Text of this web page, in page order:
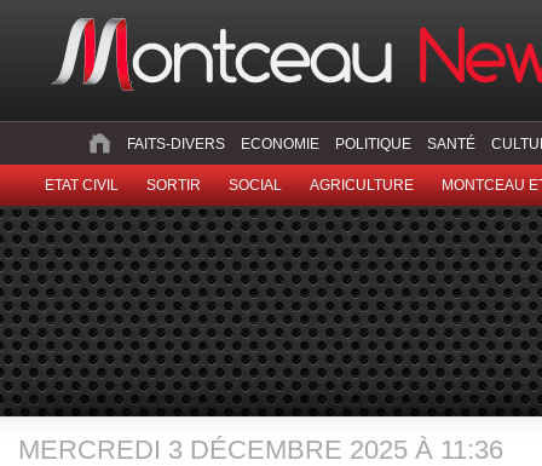
FAITS-DIVERS ECONOMIE POLITIQUE SANTÉ
ETAT CIVIL SORTIR SOCIAL AGRICULTURE MONTCEAU
MERCREDI 3 DÉCEMBRE 2025 À 11:36